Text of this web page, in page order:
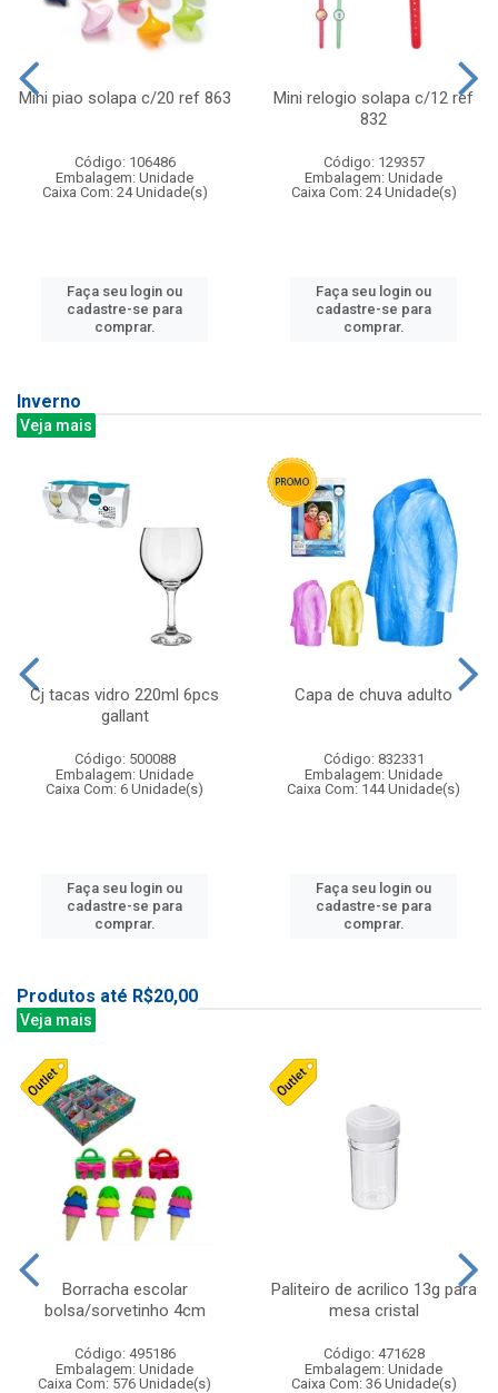
Mini piao solapa c/20 ref 863
Código: 106486
Embalagem: Unidade
Caixa Com: 24 Unidade(s)
Faça seu login ou
cadastre-se para
comprar.
Mini relogio solapa c/12 ref
832
Código: 129357
Embalagem: Unidade
Caixa Com: 24 Unidade(s)
Faça seu login ou
cadastre-se para
comprar.
Inverno
Veja mais
Cj tacas vidro 220ml 6pcs
gallant
Código: 500088
Embalagem: Unidade
Caixa Com: 6 Unidade(s)
Faça seu login ou
cadastre-se para
comprar.
Capa de chuva adulto
Código: 832331
Embalagem: Unidade
Caixa Com: 144 Unidade(s)
Faça seu login ou
cadastre-se para
comprar.
Produtos até R$20,00
Veja mais
Borracha escolar
bolsa/sorvetinho 4cm
Código: 495186
Embalagem: Unidade
Caixa Com: 576 Unidade(s)
Paliteiro de acrilico 13g para
mesa cristal
Código: 471628
Embalagem: Unidade
Caixa Com: 36 Unidade(s)